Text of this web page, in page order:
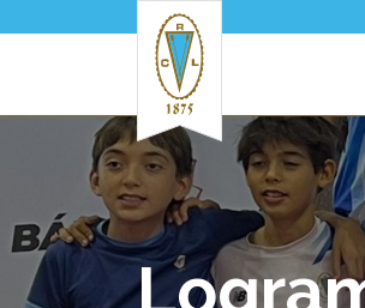
Pasar al contenido principal